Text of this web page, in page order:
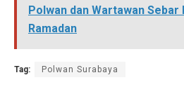
Polwan dan Wartawan Sebar
Ramadan
Tag: Polwan Surabaya